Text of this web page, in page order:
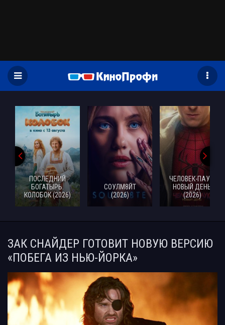
ПОСЛЕДНИЙ
БОГАТЫРЬ.
КОЛОБОК (2026)
СОУЛМ8ЙТ
(2026)
ЧЕЛОВЕК-ПАУК:
НОВЫЙ ДЕНЬ
(2026)
ЗАК СНАЙДЕР ГОТОВИТ НОВУЮ ВЕРСИЮ
«ПОБЕГА ИЗ НЬЮ-ЙОРКА»